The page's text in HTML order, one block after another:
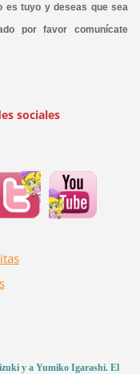
es tuyo y deseas que sea
por favor comunícate
sociales
y a Yumiko Igarashi. El